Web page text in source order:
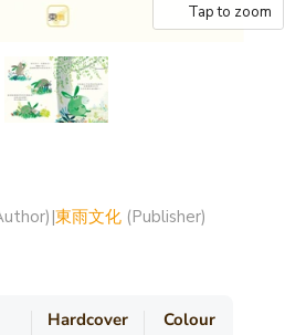
Tap to zoom
|東雨文化 (Publisher)
Hardcover Colour